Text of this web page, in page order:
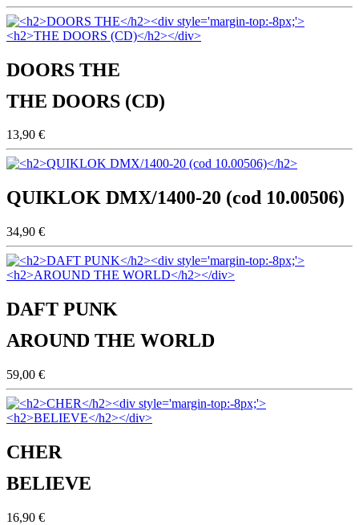
DOORS THE
THE DOORS (CD)
13,90 €
QUIKLOK DMX/1400-20 (cod 10.00506)
34,90 €
DAFT PUNK
AROUND THE WORLD
59,00 €
CHER
BELIEVE
16,90 €